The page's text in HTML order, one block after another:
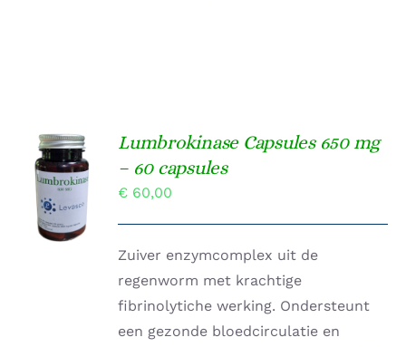
TOEVOEGEN
AAN
WINKELWAGEN
/
DETAILS
Lumbrokinase Capsules 650 mg
– 60 capsules
€ 60,00
Zuiver enzymcomplex uit de
regenworm met krachtige
fibrinolytiche werking. Ondersteunt
een gezonde bloedcirculatie en